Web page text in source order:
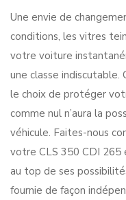
Une envie de
conditions, les vitres
votre voiture
une classe
le choix de protéger
comme nul n’aura la
véhicule. Faites-nous
votre CLS 350 CDI 265
au top de ses
fournie de façon